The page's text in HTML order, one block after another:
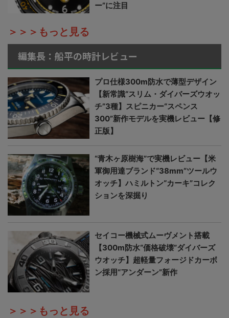
ー”に注目
＞＞＞もっと見る
編集長：船平の時計レビュー
プロ仕様300m防水で薄型デザイン
【新常識“スリム・ダイバーズウオッ
チ”3種】スピニカー“スペンス
300”新作モデルを実機レビュー【修
正版】
“青木ヶ原樹海”で実機レビュー【米
軍御用達ブランド“38mm”ツールウ
オッチ】ハミルトン“カーキ”コレク
ションを深掘り
セイコー機械式ムーヴメント搭載
【300m防水“価格破壊”ダイバーズ
ウオッチ】超軽量フォージドカーボ
ン採用“アンダーン”新作
＞＞＞もっと見る